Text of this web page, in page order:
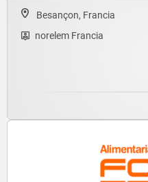
Besançon, Francia
norelem Francia